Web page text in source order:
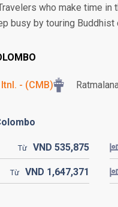
who make time in
busy by touring
- (CMB)
Từ VND 535,875
Từ VND 1,647,371